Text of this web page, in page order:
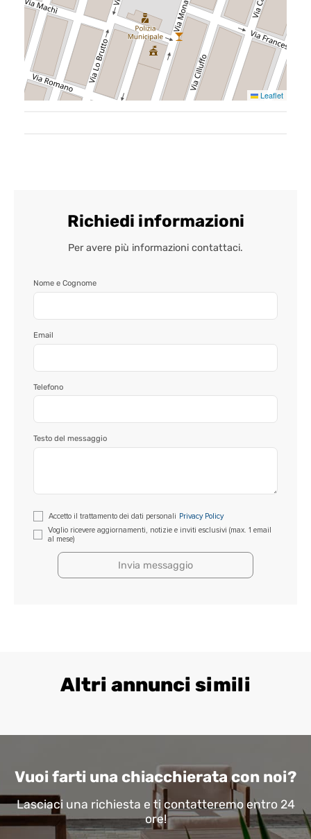
Home Leaflet
Richiedi informazioni
Per avere più informazioni contattaci.
Nome e Cognome
Email
Telefono
Testo del messaggio
prega
vuoto
Accetto il trattamento dei dati personali
Privacy Policy
Voglio ricevere aggiornamenti, notizie e inviti esclusivi (max. 1 email
al mese)
Altri annunci simili
Vuoi farti una chiacchierata con noi?
Lasciaci una richiesta e ti contatteremo entro 24
ore!